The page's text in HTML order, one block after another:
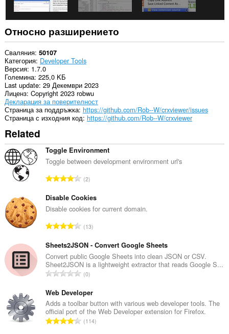
Това
разширение
може
да
осъществява
достъп
до
разделите
и
дейността
на
сърфиране.
Относно разширението
Сваляния 50107
Категория Developer Tools
Версия 1.7.0
Големина 225,0 KБ
Last update 29 Декември 2023
Лиценз Copyright 2023 robwu
Декларация за поверителност
Страница за поддръжка https://github.com/Rob--W/crxviewer/issues
Страница с изходния код https://github.com/Rob--W/crxviewer
Related
Toggle Environment
Toggle between development environment url's
О
щ
б
о
о
ц
е
н
к
и
:
2
Disable Cookies
Disable cookies for current domain.
О
щ
б
р
о
о
ц
е
н
13
Sheets2JSON - Convert Google Sheets
Convert public Google Sheets into clean JSON or CSV.
Sheet2JSON is a lightweight extractor that reads Google S...
О
щ
б
р
о
0
Web Developer
Adds a toolbar button with various web developer tools. The
official port of the Web Developer extension for Firefox.
О114